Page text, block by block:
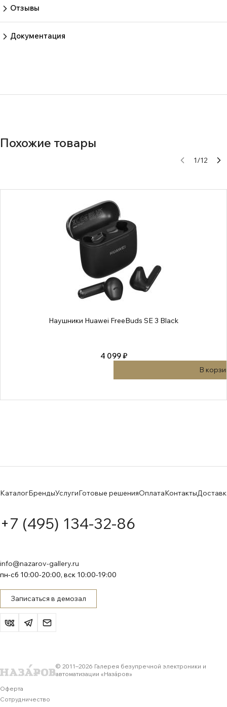
Отзывы
Документация
Похожие товары
1/12
Наушники Huawei FreeBuds SE 3 Black
4 099 ₽
В
КаталогБрендыУслугиГотовые решенияОплатаКонтакты
+7 (495) 134-32-86
info@nazarov-gallery.ru
пн-сб 10:00-20:00, вск 10:00-19:00
Записаться в демозал
© 2011–2026 Галерея безупречной электроники и
автоматизации «Назáров»
Оферта
Сотрудничество